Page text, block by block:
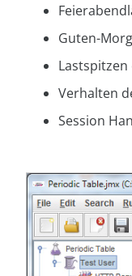
Guten-
Verhalten
Session